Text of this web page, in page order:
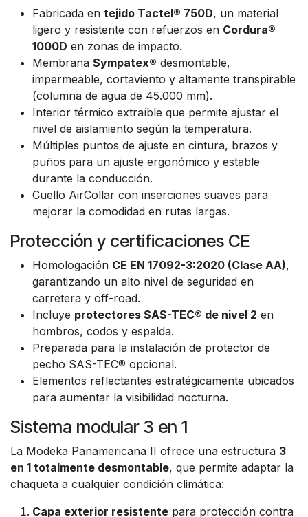
Fabricada en tejido Tactel® 750D, un material
ligero y resistente con refuerzos en Cordura®
1000D en zonas de impacto.
Membrana Sympatex® desmontable,
impermeable, cortaviento y altamente transpirable
(columna de agua de 45.000 mm).
Interior térmico extraíble que permite ajustar el
nivel de aislamiento según la temperatura.
Múltiples puntos de ajuste en cintura, brazos y
puños para un ajuste ergonómico y estable
durante la conducción.
Cuello AirCollar con inserciones suaves para
mejorar la comodidad en rutas largas.
Protección y certificaciones CE
Homologación CE EN 17092-3:2020 (Clase AA),
garantizando un alto nivel de seguridad en
carretera y off-road.
Incluye protectores SAS-TEC® de nivel 2 en
hombros, codos y espalda.
Preparada para la instalación de protector de
pecho SAS-TEC® opcional.
Elementos reflectantes estratégicamente ubicados
para aumentar la visibilidad nocturna.
Sistema modular 3 en 1
La Modeka Panamericana II ofrece una estructura 3
en 1 totalmente desmontable, que permite adaptar la
chaqueta a cualquier condición climática:
Capa exterior resistente para protección contra